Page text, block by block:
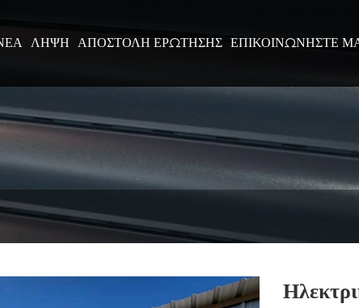
ΛΉΨΗ ΑΠΟΣΤΟΛΉ ΕΡΏΤΗΣΗΣ ΕΠΙΚΟΙΝΩΝΉΣΤΕ